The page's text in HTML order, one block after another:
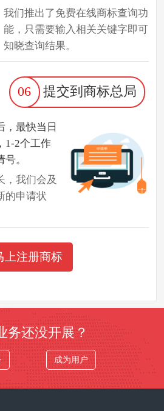
我们推出了免费在线商标查询功
能，只需要输入相关关键字即可
知晓查询结果。
06 提交到商标总局
，最快当日
1-2个工作
。
，我们会及
的申请状
上注册商标
务还没开展？
成为用户